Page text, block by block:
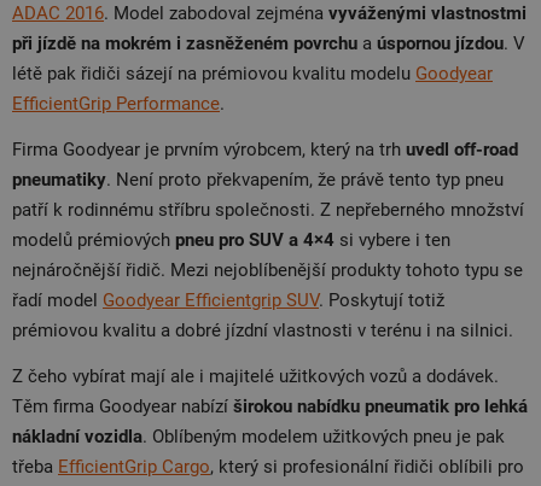
ADAC 2016. Model zabodoval zejména vyváženými vlastnostmi
při jízdě na mokrém i zasněženém povrchu a úspornou jízdou. V
létě pak řidiči sázejí na prémiovou kvalitu modelu Goodyear
EfficientGrip Performance.
Firma Goodyear je prvním výrobcem, který na trh uvedl off-road
pneumatiky. Není proto překvapením, že právě tento typ pneu
patří k rodinnému stříbru společnosti. Z nepřeberného množství
modelů prémiových pneu pro SUV a 4×4 si vybere i ten
nejnáročnější řidič. Mezi nejoblíbenější produkty tohoto typu se
řadí model Goodyear Efficientgrip SUV. Poskytují totiž
prémiovou kvalitu a dobré jízdní vlastnosti v terénu i na silnici.
Z čeho vybírat mají ale i majitelé užitkových vozů a dodávek.
Těm firma Goodyear nabízí širokou nabídku pneumatik pro lehká
nákladní vozidla. Oblíbeným modelem užitkových pneu je pak
třeba EfficientGrip Cargo, který si profesionální řidiči oblíbili pro